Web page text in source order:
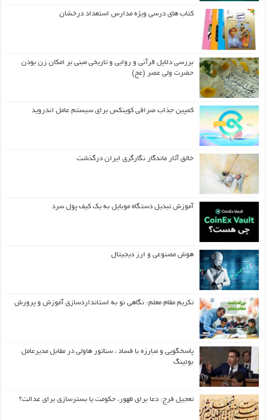
کتاب های درسی ویژه مدارس استعداد درخشان
بررسی دلایل قرآنی و روایی و تاریخی مبنی بر امکان زن بودن
حضرت ولی عصر (عج)
کمپین جذاب صرافی کوینکس برای سیستم عامل اندروید
خالق آثار ماندگار نگارگری ایران درگذشت
آموزش تبدیل دستگاه موبایل به یک کیف‌ پول سرد
هوش مصنوعی و ارز دیجیتال
تکریم مقام معلم: نگاهی نو به استانداردسازی آموزش و پرورش
پاسخگویی و مبارزه با فساد ، سناتور هاولی در مقابل مدیرعامل
بوئینگ
تعجیل فرج: دعا برای ظهور، حکومت یا بسترسازی برای عدالت؟